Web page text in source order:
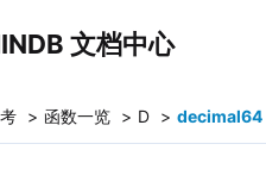
文档中心
函数一览 D decimal64